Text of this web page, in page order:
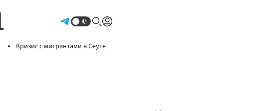
Кризис с мигрантами в Сеуте